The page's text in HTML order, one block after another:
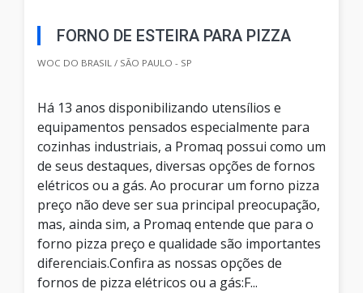
FORNO DE ESTEIRA PARA PIZZA
WOC DO BRASIL / SÃO PAULO - SP
Há 13 anos disponibilizando utensílios e
equipamentos pensados especialmente para
cozinhas industriais, a Promaq possui como um
de seus destaques, diversas opções de fornos
elétricos ou a gás. Ao procurar um forno pizza
preço não deve ser sua principal preocupação,
mas, ainda sim, a Promaq entende que para o
forno pizza preço e qualidade são importantes
diferenciais.Confira as nossas opções de
fornos de pizza elétricos ou a gás:F...